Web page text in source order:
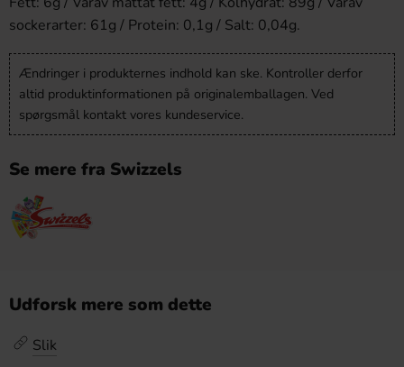
sockerarter: 61g / Protein: 0,1g / Salt: 0,04g.
Ændringer i produkternes indhold kan ske. Kontroller derfor
altid produktinformationen på originalemballagen. Ved
spørgsmål kontakt vores kundeservice.
Se mere fra Swizzels
Udforsk mere som dette
Slik